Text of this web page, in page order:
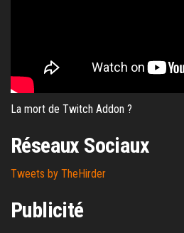
La mort de Twitch Addon ?
Réseaux Sociaux
Tweets by TheHirder
Publicité